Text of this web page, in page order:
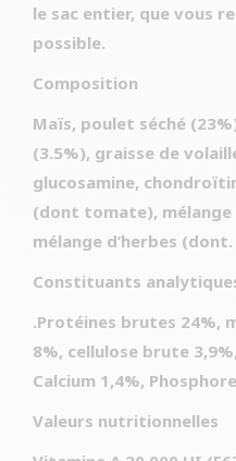
le sac entier, que vous
possible.
Composition
Maïs, poulet séché
(3.5%), graisse de
glucosamine,
(dont tomate),
mélange d’herbes
Constituants
.Protéines brutes 24%,
8%, cellulose brute
Calcium 1,4%,
Valeurs nutritionnelles